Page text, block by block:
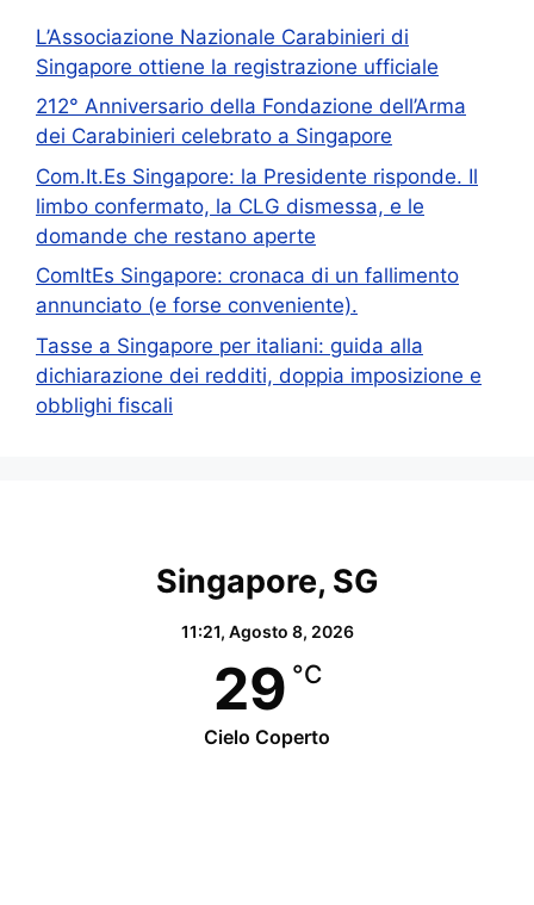
L’Associazione Nazionale Carabinieri di
Singapore ottiene la registrazione ufficiale
212° Anniversario della Fondazione dell’Arma
dei Carabinieri celebrato a Singapore
Com.It.Es Singapore: la Presidente risponde. Il
limbo confermato, la CLG dismessa, e le
domande che restano aperte
ComItEs Singapore: cronaca di un fallimento
annunciato (e forse conveniente).
Tasse a Singapore per italiani: guida alla
dichiarazione dei redditi, doppia imposizione e
obblighi fiscali
Singapore, SG
11:21, Agosto 8, 2026
29 °C
Cielo Coperto